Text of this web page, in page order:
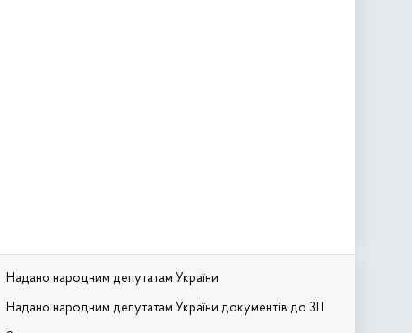
Надано народним депутатам України
Надано народним депутатам України документів до ЗП